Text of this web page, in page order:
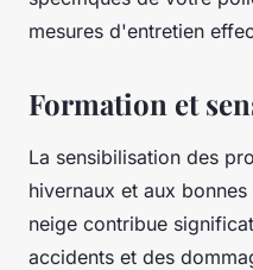
mesures d'entretien
Formation et
La sensibilisation des
hivernaux et aux
neige contribue
accidents et des